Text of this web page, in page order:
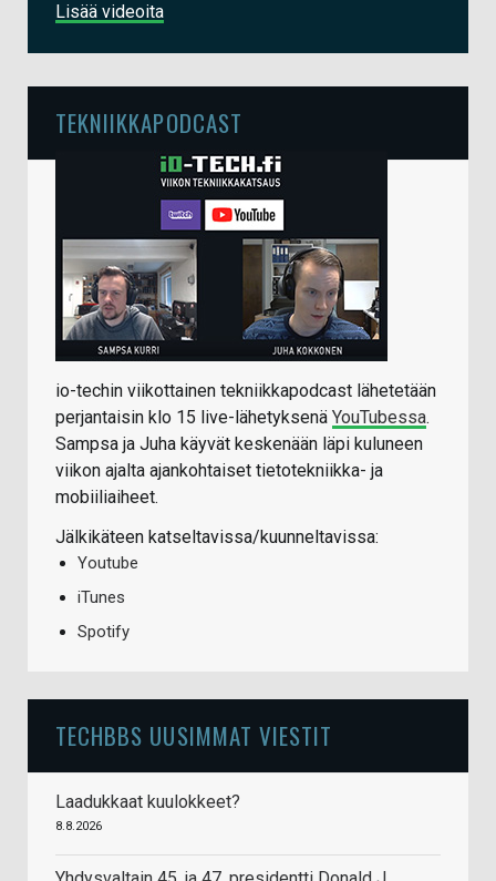
Lisää videoita
TEKNIIKKAPODCAST
io-techin viikottainen tekniikkapodcast lähetetään
perjantaisin klo 15 live-lähetyksenä YouTubessa.
Sampsa ja Juha käyvät keskenään läpi kuluneen
viikon ajalta ajankohtaiset tietotekniikka- ja
mobiiliaiheet.
Jälkikäteen katseltavissa/kuunneltavissa:
Youtube
iTunes
Spotify
TECHBBS UUSIMMAT VIESTIT
Laadukkaat kuulokkeet?
8.8.2026